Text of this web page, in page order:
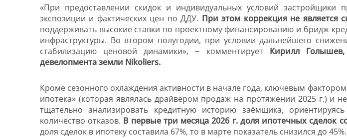
«При предоставлении скидок и индивидуальных условий
экспозиции и фактических цен по ДДУ. При этом коррекция не является
поддерживать высокие ставки по проектному финансированию и бридж-
инфраструктуры. Во втором полугодии, при условии дальнейшего
стабилизацию ценовой динамики», − комментирует Кирилл
девелопмента земли Nikoliers.
Кроме сезонного охлаждения активности в начале года, ключевым
ипотека» (которая являлась драйвером продаж на протяжении 2025 г.) и
тщательно анализировать кредитную историю заёмщика,
количество отказов. В первые три месяца 2026 г. доля ипотечных сделок
доля сделок в ипотеку составила 67%, то в марте показатель снизился до 45%.